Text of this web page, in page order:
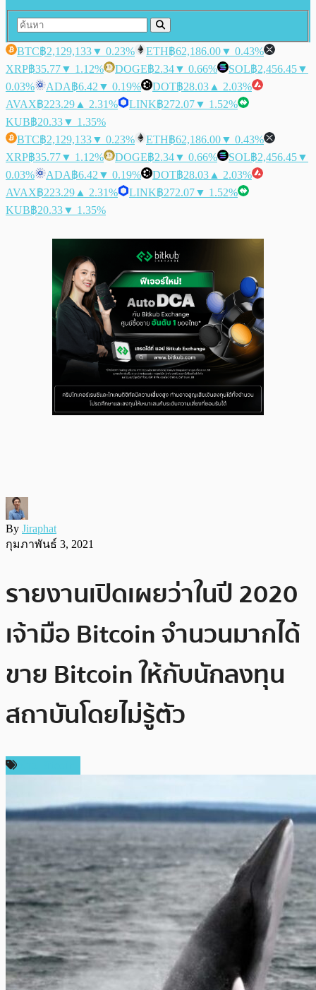
BTC฿2,129,133▼ 0.23% ETH฿62,186.00▼ 0.43%
XRP฿35.77▼ 1.12% DOGE฿2.34▼ 0.66% SOL฿2,456.45▼
0.03%
ADA฿6.42 ▼ 0.19% DOT฿28.03 ▲ 2.03%
AVAX฿223.29 ▲ 2.31% LINK฿272.07▼ 1.52%
KUB฿20.33▼ 1.35%
BTC฿2,129,133▼ 0.23% ETH฿62,186.00▼ 0.43%
XRP฿35.77▼ 1.12% DOGE฿2.34▼ 0.66% SOL฿2,456.45▼
0.03%
ADA฿6.42 ▼ 0.19% DOT฿28.03 ▲ 2.03%
AVAX฿223.29 ▲ 2.31% LINK฿272.07▼ 1.52%
KUB฿20.33▼ 1.35%
By Jiraphat
กุมภาพันธ์ 3, 2021
รายงานเปิดเผยว่าในปี 2020
เจ้ามือ Bitcoin จำนวนมากได้
ขาย Bitcoin ให้กับนักลงทุน
สถาบันโดยไม่รู้ตัว